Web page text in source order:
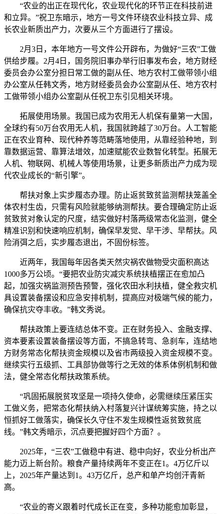
“农业的出正在现代化，农业现代化的环节正在科技前进
和立异。”祝卫东暗示，地方一号文件环绕农业科技立异、成
长农业新质出产力，次要从三个方面进行了摆设。
2月3日，本年地方一号文件公开辟布，为做好“三农”工做
供给步履。2月4日，国务院旧事办举行旧事发布会，地方财经
委员会办公室分担日常工做的副从任、地方农村工做带领小组
办公室从任韩文秀，地方财经委员会办公室副从任、地方农村
工做带领小组办公室副从任祝卫东引见相关环境。
拓展使用场景。我国已成为农用无人机保有量第一大国，
全球约有50万台农用无人机，我国就跨越了30万台。人工智能
正在农业育种、现代种养等范畴落地使用，从靠经验种地，到
靠数据运营、靠算法增效，加速赋能农业数智化转型。拓展无
人机、物联网、机械人等使用场景，让更多新质出产力成为现
代农业成长的“新引擎”。
帮扶对象上实步履态办理。防止返贫致贫监测帮扶笼盖全
体农村生齿，只需有风险就能够纳测帮扶。要合理确定防止返
贫致贫对象认定的尺度，结实做好村落两级常态化监测，健全
精准识别和快速响应机制，确保早发觉、早干涉、早帮扶。风
险消弭之后，实步履态退出，不固份标签。
近两年，我国每年因各类天然灾祸农做物受灾面积高达
1000多万公顷。“要把农业防灾减灾系统扶植摆正在愈加凸
起，加强灾祸监测预告预警，强化农田水利扶植，健全救灾机
具设置装备摆设和应急安排机制，提高应对极端气候的能力，
确保抗灾夺丰收。”韩文秀说。
帮扶政策上要连结总体不变。正在财务投入、金融支撑、
资本要素设置装备摆设等方面，不搞急转弯、急刹车，连结地
方财务常态化帮扶资金规模以及省市两级投入资金规模不变。
继续实行五级抓、工具部协做等行之无效的体系体例机制和做
法，健全常态化帮扶政策系统。
“巩固拓展脱贫攻坚是一项持久使命，必需继续压紧压实
工做义务，把常态化帮扶纳入村落复兴计谋统筹实施，持之以
恒抓好工做落实，确保长久守住不发生规模性返贫致贫底
线。”韩文秀暗示，沉点要把握好四个方面？。
2025年，“三农”工做稳中有进、稳中向好，农业分析出产
能力迈上新台阶。粮食产量持续两年不变正在1。4万亿斤以
上，2025年产量达到1。43万亿斤，总产和单产均创汗青新
高。
“农业的寄义跟着时代成长正在变，多种功能愈加彰显，